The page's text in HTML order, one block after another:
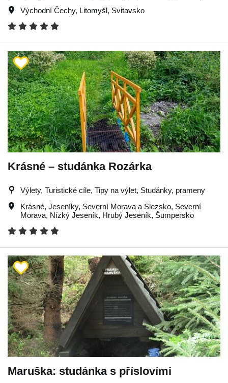
Východní Čechy, Litomyšl, Svitavsko
Krásné – studánka Rozárka
Výlety, Turistické cíle, Tipy na výlet, Studánky, prameny
Krásné, Jeseníky, Severní Morava a Slezsko, Severní
Morava, Nízký Jeseník, Hrubý Jeseník, Šumpersko
Maruška: studánka s příslovími